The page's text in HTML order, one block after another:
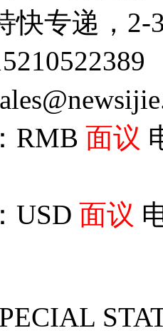
快专递，2-
RMB 面议
USD 面议